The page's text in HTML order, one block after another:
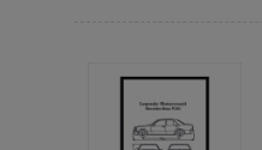
105,00 zł
do koszyka